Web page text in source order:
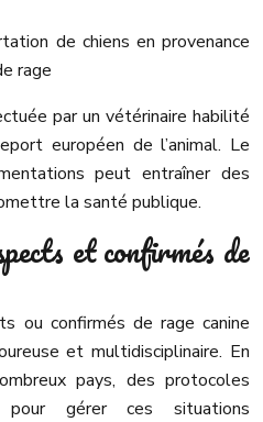
de chiens en provenance
rage
par un vétérinaire habilité
européen de l’animal. Le
peut entraîner des
la santé publique.
et confirmés de
ou confirmés de rage canine
et multidisciplinaire. En
pays, des protocoles
gérer ces situations